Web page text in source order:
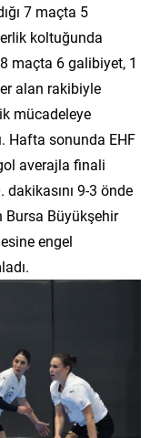
7 maçta 5
koltuğunda
maçta 6 galibiyet, 1
alan rakibiyle
mücadeleye
Hafta sonunda EHF
averajla finali
dakikasını 9-3 önde
Bursa Büyükşehir
engel